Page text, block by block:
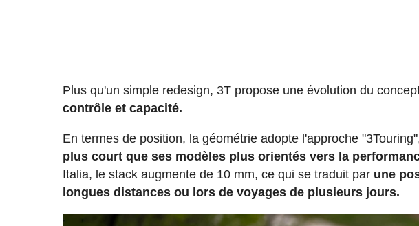
Plus qu'un simple redesign, 3T propose une évolution du
contrôle et capacité.
En termes de position, la géométrie adopte l'approche
plus court que ses modèles plus orientés vers la
Italia, le stack augmente de 10 mm, ce qui se traduit par une
longues distances ou lors de voyages de plusieurs jours.